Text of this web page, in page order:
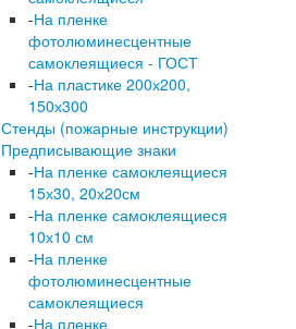
-На пленке
фотолюминесцентные
самоклеящиеся - ГОСТ
-На пластике 200х200,
150х300
Стенды (пожарные инструкции)
Предписывающие знаки
-На пленке самоклеящиеся
15х30, 20х20см
-На пленке самоклеящиеся
10х10 см
-На пленке
фотолюминесцентные
самоклеящиеся
-На пленке